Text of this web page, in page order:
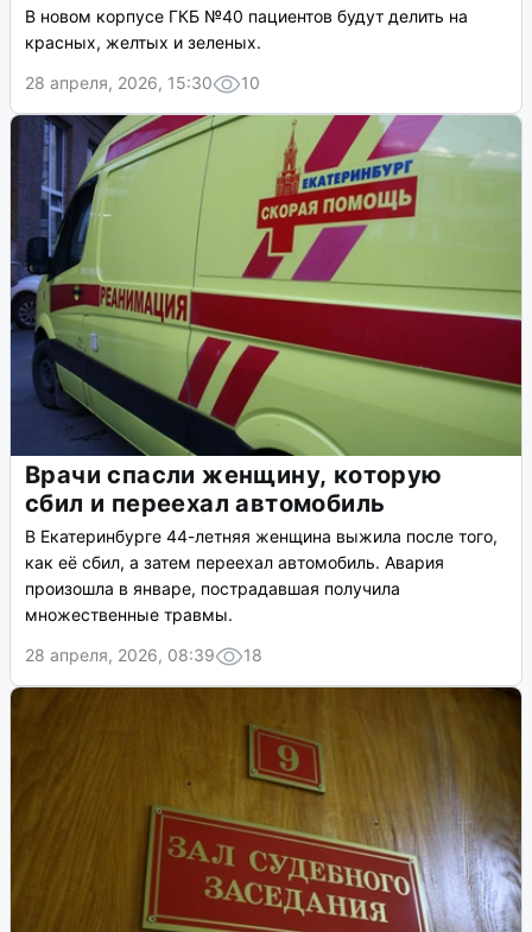
В новом корпусе ГКБ №40 пациентов будут делить на
красных, желтых и зеленых.
28 апреля, 2026, 15:30
10
Врачи спасли женщину, которую
сбил и переехал автомобиль
В Екатеринбурге 44-летняя женщина выжила после того,
как её сбил, а затем переехал автомобиль. Авария
произошла в январе, пострадавшая получила
множественные травмы.
28 апреля, 2026, 08:39
18